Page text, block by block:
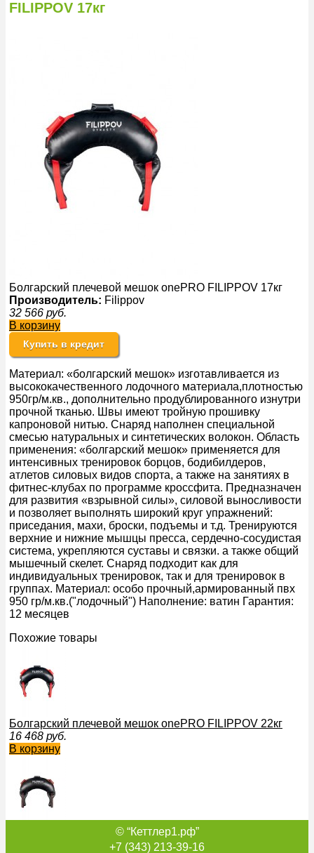
FILIPPOV 17кг
Болгарский плечевой мешок onePRO FILIPPOV 17кг
Производитель: Filippov
32 566 руб.
В корзину
Купить в кредит
Материал: «болгарский мешок» изготавливается из
высококачественного лодочного материала,плотностью
950гр/м.кв., дополнительно продублированного изнутри
прочной тканью. Швы имеют тройную прошивку
капроновой нитью. Снаряд наполнен специальной
смесью натуральных и синтетических волокон. Область
применения: «болгарский мешок» применяется для
интенсивных тренировок борцов, бодибилдеров,
атлетов силовых видов спорта, а также на занятиях в
фитнес-клубах по программе кроссфита. Предназначен
для развития «взрывной силы», силовой выносливости
и позволяет выполнять широкий круг упражнений:
приседания, махи, броски, подъемы и т.д. Тренируются
верхние и нижние мышцы пресса, сердечно-сосудистая
система, укрепляются суставы и связки. а также общий
мышечный скелет. Снаряд подходит как для
индивидуальных тренировок, так и для тренировок в
группах. Материал: особо прочный,армированный пвх
950 гр/м.кв.("лодочный") Наполнение: ватин Гарантия:
12 месяцев
Похожие товары
Болгарский плечевой мешок onePRO FILIPPOV 22кг
16 468 руб.
В корзину
Болгарский плечевой мешок onePRO FILIPPOV из
© “Кеттлер1.рф”
+7 (343) 213-39-16